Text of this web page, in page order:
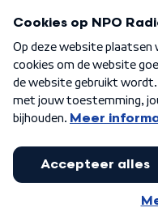
Algemene voorwaarden